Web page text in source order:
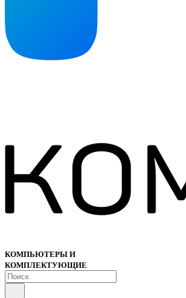
КОМПЬЮТЕРЫ И
КОМПЛЕКТУЮЩИЕ